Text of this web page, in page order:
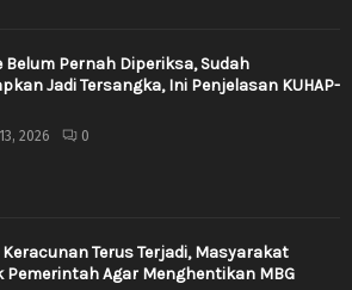
Belum Pernah Diperiksa, Sudah
Jadi Tersangka, Ini Penjelasan KUHAP-
2026 0
Keracunan Terus Terjadi, Masyarakat
Pemerintah Agar Menghentikan MBG